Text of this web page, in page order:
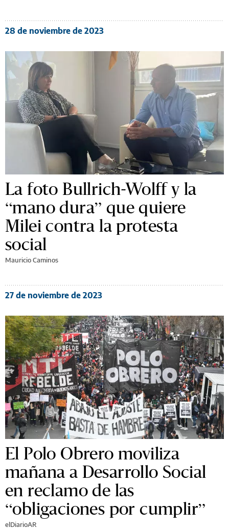
28 de noviembre de 2023
La foto Bullrich-Wolff y la
“mano dura” que quiere
Milei contra la protesta
social
Mauricio Caminos
27 de noviembre de 2023
El Polo Obrero moviliza
mañana a Desarrollo Social
en reclamo de las
“obligaciones por cumplir”
elDiarioAR